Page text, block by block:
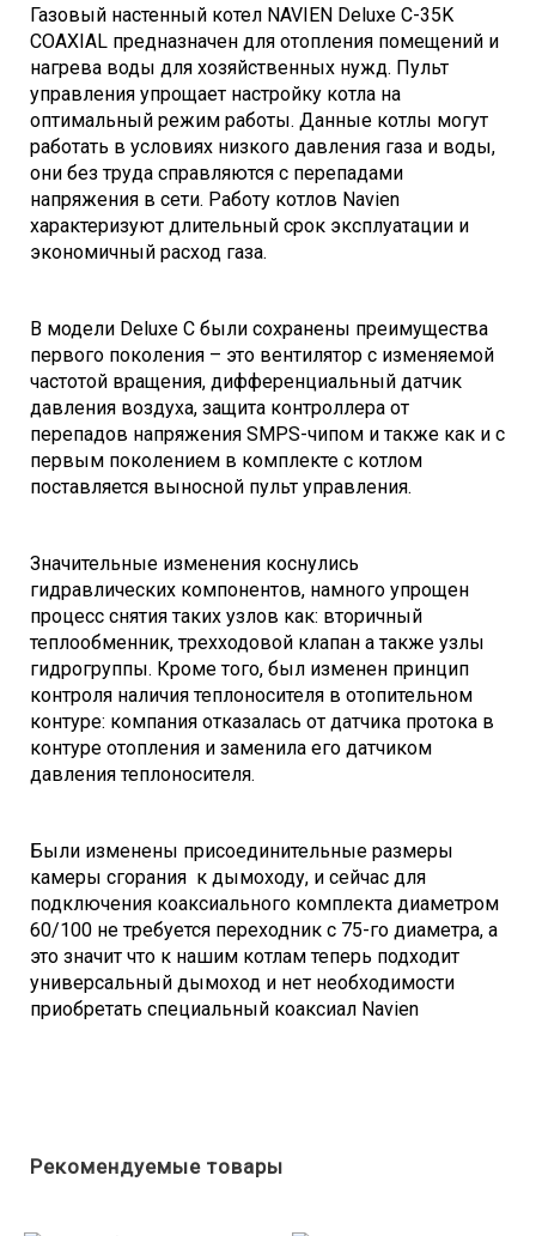
- Газ - G 3/4 дюйма
- Габариты (ВхШхГ) - 665х400х255 мм
- Вес - 28 кг
Газовый настенный котел NAVIEN Deluxe C-35K
COAXIAL предназначен для отопления помещений и
нагрева воды для хозяйственных нужд. Пульт
управления упрощает настройку котла на
оптимальный режим работы. Данные котлы могут
работать в условиях низкого давления газа и воды,
они без труда справляются с перепадами
напряжения в сети. Работу котлов Navien
характеризуют длительный срок эксплуатации и
экономичный расход газа.
В модели Deluxe C были сохранены преимущества
первого поколения – это вентилятор с изменяемой
частотой вращения, дифференциальный датчик
давления воздуха, защита контроллера от
перепадов напряжения SMPS-чипом и также как и с
первым поколением в комплекте с котлом
поставляется выносной пульт управления.
Значительные изменения коснулись
гидравлических компонентов, намного упрощен
процесс снятия таких узлов как: вторичный
теплообменник, трехходовой клапан а также узлы
гидрогруппы. Кроме того, был изменен принцип
контроля наличия теплоносителя в отопительном
контуре: компания отказалась от датчика протока в
контуре отопления и заменила его датчиком
давления теплоносителя.
Были изменены присоединительные размеры
камеры сгорания к дымоходу, и сейчас для
подключения коаксиального комплекта диаметром
60/100 не требуется переходник с 75-го диаметра, а
это значит что к нашим котлам теперь подходит
универсальный дымоход и нет необходимости
приобретать специальный коаксиал Navien
Рекомендуемые товары